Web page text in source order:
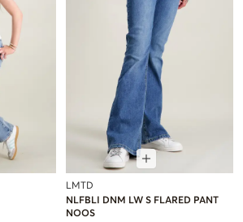
LMTD
NLFBLI DNM LW S FLARED PANT
NOOS